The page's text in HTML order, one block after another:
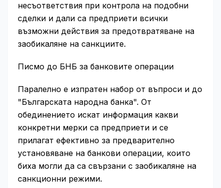
несъответствия при контрола на подобни
сделки и дали са предприети всички
възможни действия за предотвратяване на
заобикаляне на санкциите.
Писмо до БНБ за банковите операции
Паралелно е изпратен набор от въпроси и до
"Българската народна банка". От
обединението искат информация какви
конкретни мерки са предприети и се
прилагат ефективно за предварително
установяване на банкови операции, които
биха могли да са свързани с заобикаляне на
санкционни режими.